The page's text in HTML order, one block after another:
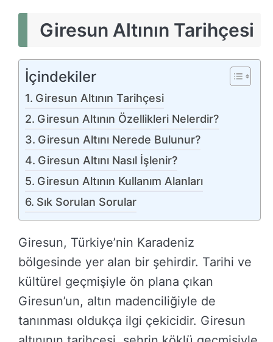
Giresun Altının Tarihçesi
İçindekiler
Giresun Altının Tarihçesi
Giresun Altının Özellikleri Nelerdir?
Giresun Altını Nerede Bulunur?
Giresun Altını Nasıl İşlenir?
Giresun Altının Kullanım Alanları
Sık Sorulan Sorular
Giresun, Türkiye’nin Karadeniz
bölgesinde yer alan bir şehirdir. Tarihi ve
kültürel geçmişiyle ön plana çıkan
Giresun’un, altın madenciliğiyle de
tanınması oldukça ilgi çekicidir. Giresun